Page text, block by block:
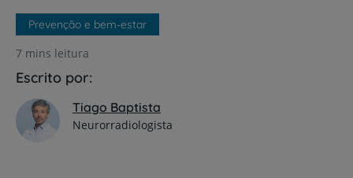
Prevenção e bem-estar
7 mins leitura
Escrito por:
Tiago Baptista
Neurorradiologista